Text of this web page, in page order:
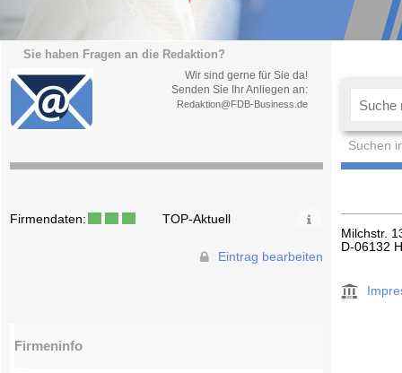
Sie haben Fragen an die Redaktion?
Wir sind gerne für Sie da!
Senden Sie Ihr Anliegen an:
Redaktion@FDB-Business.de
Suchen
Firmendaten: TOP-Aktuell
Eintrag bearbeiten
Firmeninfo
Milchstr.
D-06132